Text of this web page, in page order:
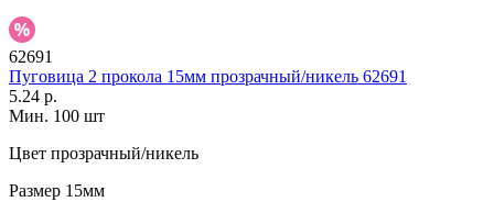
62691
Пуговица 2 прокола 15мм прозрачный/никель 62691
5.24 р.
Мин. 100 шт
Цвет прозрачный/никель
Размер 15мм